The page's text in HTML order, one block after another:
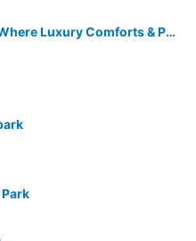
Welcome To Jalsa Holiday Home Where Luxury Comforts & Peaceful Nature Awaits You